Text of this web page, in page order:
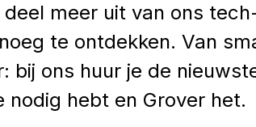
meer uit van ons
te ontdekken. Van
bij ons huur je de
hebt en Grover het.